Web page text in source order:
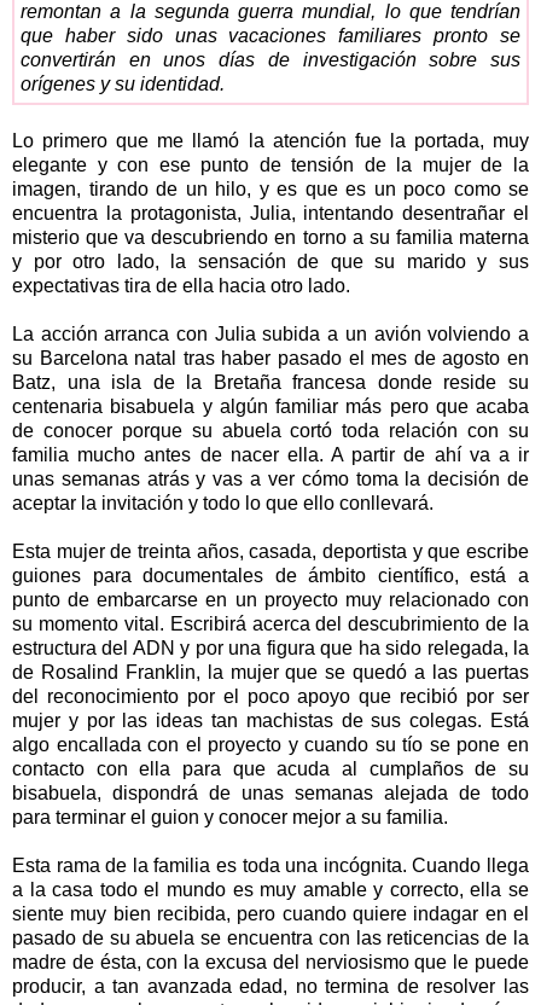
remontan a la segunda guerra mundial, lo que tendrían
que haber sido unas vacaciones familiares pronto se
convertirán en unos días de investigación sobre sus
orígenes y su identidad.
Lo primero que me llamó la atención fue la portada, muy
elegante y con ese punto de tensión de la mujer de la
imagen, tirando de un hilo, y es que es un poco como se
encuentra la protagonista, Julia, intentando desentrañar el
misterio que va descubriendo en torno a su familia materna
y por otro lado, la sensación de que su marido y sus
expectativas tira de ella hacia otro lado.
La acción arranca con Julia subida a un avión volviendo a
su Barcelona natal tras haber pasado el mes de agosto en
Batz, una isla de la Bretaña francesa donde reside su
centenaria bisabuela y algún familiar más pero que acaba
de conocer porque su abuela cortó toda relación con su
familia mucho antes de nacer ella. A partir de ahí va a ir
unas semanas atrás y vas a ver cómo toma la decisión de
aceptar la invitación y todo lo que ello conllevará.
Esta mujer de treinta años, casada, deportista y que escribe
guiones para documentales de ámbito científico, está a
punto de embarcarse en un proyecto muy relacionado con
su momento vital. Escribirá acerca del descubrimiento de la
estructura del ADN y por una figura que ha sido relegada, la
de Rosalind Franklin, la mujer que se quedó a las puertas
del reconocimiento por el poco apoyo que recibió por ser
mujer y por las ideas tan machistas de sus colegas. Está
algo encallada con el proyecto y cuando su tío se pone en
contacto con ella para que acuda al cumplaños de su
bisabuela, dispondrá de unas semanas alejada de todo
para terminar el guion y conocer mejor a su familia.
Esta rama de la familia es toda una incógnita. Cuando llega
a la casa todo el mundo es muy amable y correcto, ella se
siente muy bien recibida, pero cuando quiere indagar en el
pasado de su abuela se encuentra con las reticencias de la
madre de ésta, con la excusa del nerviosismo que le puede
producir, a tan avanzada edad, no termina de resolver las